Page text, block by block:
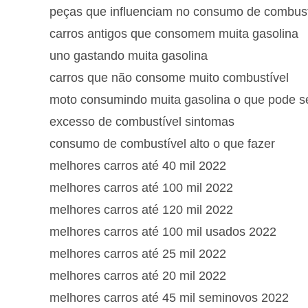
peças que influenciam no consumo de
carros antigos que consomem muita gasolina
uno gastando muita gasolina
carros que não consome muito combustível
moto consumindo muita gasolina o que pode
excesso de combustível sintomas
consumo de combustível alto o que fazer
melhores carros até 40 mil 2022
melhores carros até 100 mil 2022
melhores carros até 120 mil 2022
melhores carros até 100 mil usados 2022
melhores carros até 25 mil 2022
melhores carros até 20 mil 2022
melhores carros até 45 mil seminovos 2022